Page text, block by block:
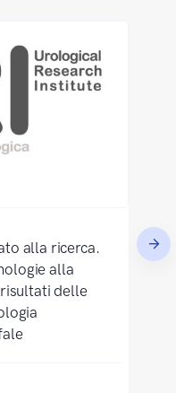
alla ricerca.
alla
delle